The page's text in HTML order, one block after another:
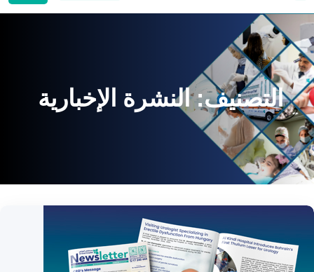
التصنيف:النشرة الإخبارية ​